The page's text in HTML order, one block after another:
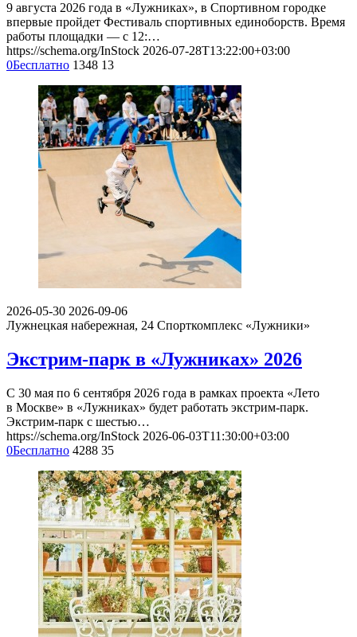
9 августа 2026 года в «Лужниках», в Спортивном городке
впервые пройдет Фестиваль спортивных единоборств. Время
работы площадки — с 12:…
https://schema.org/InStock 2026-07-28T13:22:00+03:00
0Бесплатно 1348 13
2026-05-30 2026-09-06
Лужнецкая набережная, 24 Спорткомплекс «Лужники»
Экстрим-парк в «Лужниках» 2026
С 30 мая по 6 сентября 2026 года в рамках проекта «Лето
в Москве» в «Лужниках» будет работать экстрим-парк.
Экстрим-парк с шестью…
https://schema.org/InStock 2026-06-03T11:30:00+03:00
0Бесплатно 4288 35